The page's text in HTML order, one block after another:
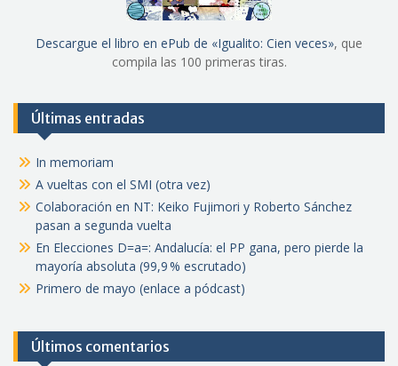
Descargue el libro en ePub de «Igualito: Cien veces», que
compila las 100 primeras tiras.
Últimas entradas
In memoriam
A vueltas con el SMI (otra vez)
Colaboración en NT: Keiko Fujimori y Roberto Sánchez
pasan a segunda vuelta
En Elecciones D=a=: Andalucía: el PP gana, pero pierde la
mayoría absoluta (99,9 % escrutado)
Primero de mayo (enlace a pódcast)
Últimos comentarios